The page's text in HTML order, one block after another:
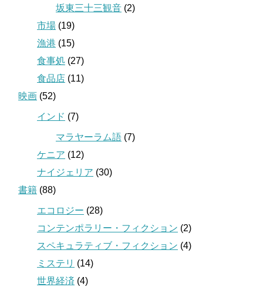
坂東三十三観音 (2)
市場 (19)
漁港 (15)
食事処 (27)
食品店 (11)
映画 (52)
インド (7)
マラヤーラム語 (7)
ケニア (12)
ナイジェリア (30)
書籍 (88)
エコロジー (28)
コンテンポラリー・フィクション (2)
スペキュラティブ・フィクション (4)
ミステリ (14)
世界経済 (4)